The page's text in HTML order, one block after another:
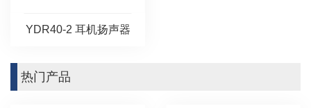
YDR40-2 耳机扬声器
热门产品